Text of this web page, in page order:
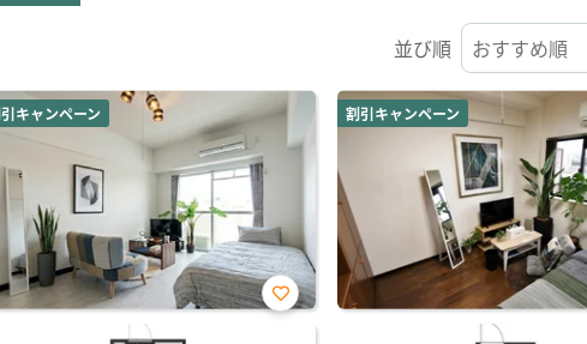
並び順
キャンペーン
お気
割引キャンペーン